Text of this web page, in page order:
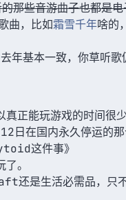
那些音游曲子也都是
曲，比如霜雪千年啥的
一致，你草听歌仍
正能玩游戏的时间很少
日在国内永久停运的
这件事》
。
生活必需品，只不